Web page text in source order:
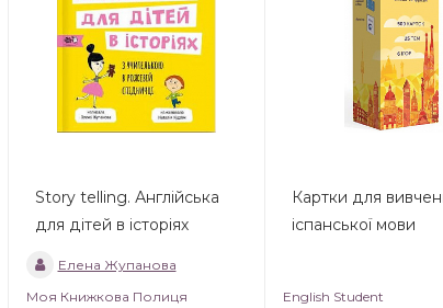
Story telling. Англійська
для дітей в історіях
Елена Жупанова
Моя Книжкова Полиця
Картки для
іспанської мови
English Student